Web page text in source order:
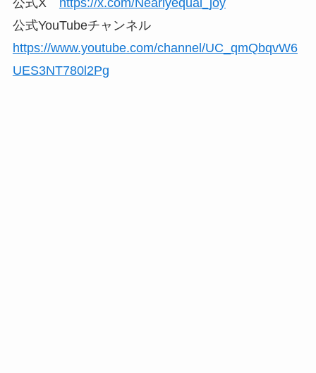
公式X
https://x.com/Nearlyequal_joy
公式YouTubeチャンネル
https://www.youtube.com/channel/UC_qmQbqvW6
UES3NT780l2Pg